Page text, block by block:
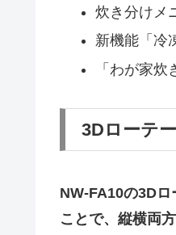
炊き分けメ
新機能「冷
「わが家
3Dローテ
NW-FA10の3D
ことで、縦横両